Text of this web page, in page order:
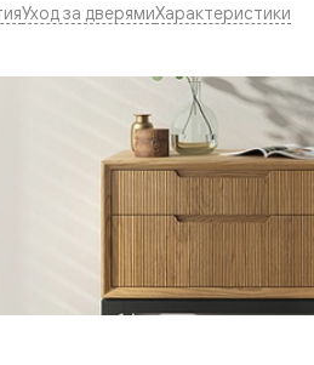
Уход за дверямиХарактеристики